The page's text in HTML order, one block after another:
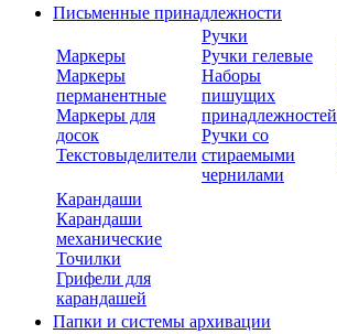
Письменные принадлежности
Маркеры
Маркеры
перманентные
Маркеры для
досок
Текстовыделители
Ручки
Ручки гелевые
Наборы
пишущих
принадлежностей
Ручки со
стираемыми
чернилами
Карандаши
Карандаши
механические
Точилки
Грифели для
карандашей
Папки и системы архивации